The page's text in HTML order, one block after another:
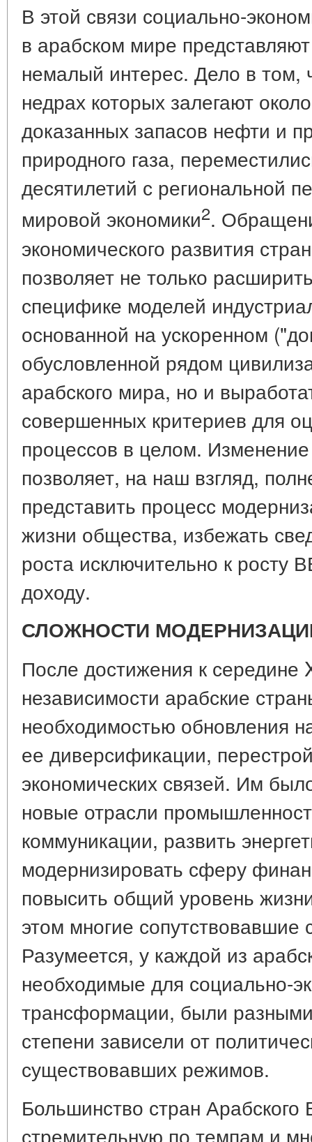
В этой связи социально-
в арабском мире
немалый интерес. Дело в том,
недрах которых залегают
доказанных запасов нефти и
природного газа,
десятилетий с региональной
мировой экономики2.
экономического развития
позволяет не только
специфике моделей
основанной на ускоренном
обусловленной рядом
арабского мира, но и
совершенных критериев для
процессов в целом.
позволяет, на наш взгляд,
представить процесс
жизни общества, избежать
роста исключительно к росту
доходу.
СЛОЖНОСТИ
После достижения к середине
независимости арабские
необходимостью обновления
ее диверсификации,
экономических связей. Им
новые отрасли
коммуникации, развить
модернизировать сферу
повысить общий уровень
этом многие
Разумеется, у каждой из
необходимые для социально-
трансформации, были
степени зависели от
существовавших режимов.
Большинство стран
стремительную по темпам и